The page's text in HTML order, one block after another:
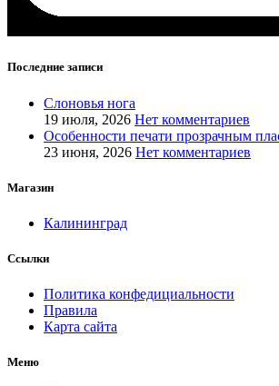
Последние записи
Слоновья нога
19 июля, 2026 Нет комментариев
Особенности печати прозрачным
23 июня, 2026 Нет комментариев
Магазин
Калининград
Ссылки
Политика конфедициальности
Правила
Карта сайта
Меню